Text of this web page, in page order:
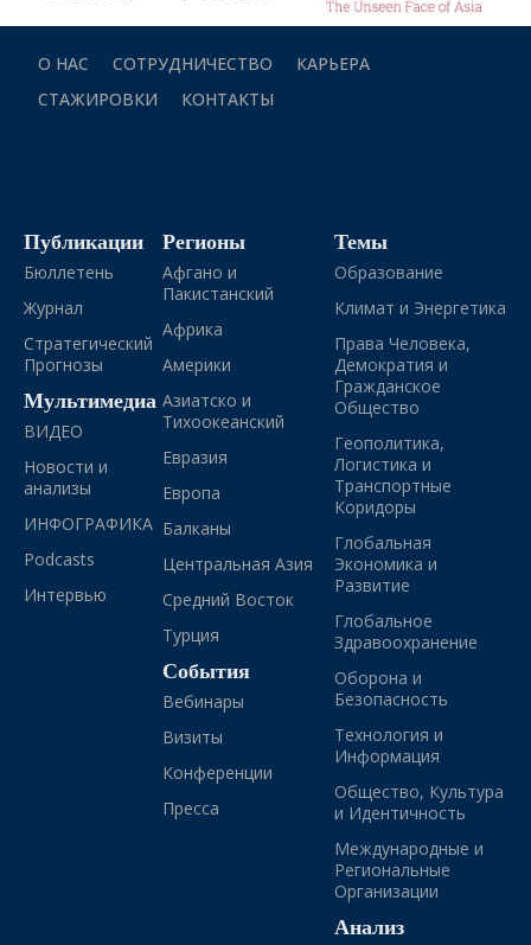
О НАС СОТРУДНИЧЕСТВО
КАРЬЕРА
СТАЖИРОВКИ
КОНТАКТЫ
Публикации
Бюллетень
Журнал
Стратегический
Прогнозы
Мультимедиа
ВИДЕО
Новости и
анализы
ИНФОГРАФИКА
Podcasts
Интервью
Регионы
Афгано и
Пакистанский
Африка
Америки
Азиатско и
Тихоокеанский
Евразия
Европа
Балканы
Центральная Азия
Средний Восток
Турция
События
Вебинары
Визиты
Конференции
Пресса
Темы
Образование
Климат и Энергетика
Права Человека,
Демократия и
Гражданское
Общество
Геополитика,
Логистика и
Транспортные
Коридоры
Глобальная
Экономика и
Развитие
Глобальное
Здравоохранение
Оборона и
Безопасность
Технология и
Информация
Общество, Культура
и Идентичность
Международные и
Региональные
Организации
Анализ